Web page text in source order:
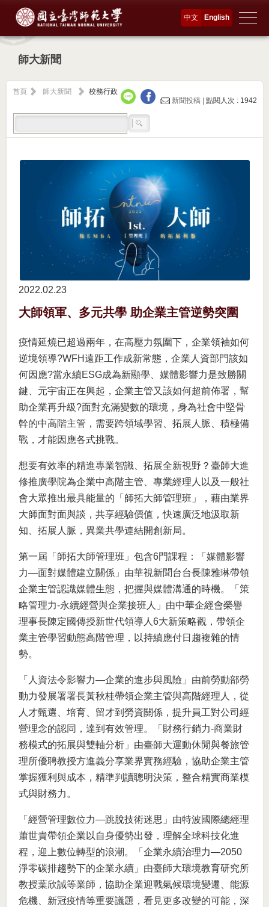
English
中文
師大新聞
首頁 師大新聞
校務行政
新聞投稿 |點閱人次 : 1942
2022.02 23
大師領軍、多元共學 助企業主管逆勢突圍
疫情延燒已超過兩年，在高壓力氛圍下，企業領袖如何
逆境領導?WFH遠距工作成新常態，企業人資部門該如
何因應?當永續ESG成為新顯學、媒體影響力是致勝關
鍵、元宇宙正在興起，企業主管又該如何超前佈署，幫
助企業再升級?面對充滿變數的環境，身為社會中堅骨
幹的中高階主管，需要跨領域學習、拓展人脈、積極備
戰，才能因應各式挑戰。
想要有效率的精進專業智識、拓展全新視野？臺師大進
修推廣學院為企業中高階主管、專業經理人以及一般社
會大眾推出最具能量的「師拓大師管理班」，藉由業界
大師面對面與談，共享經驗價值，快速廣泛地汲取新
知、拓展人脈，異業共學連結開創新局。
第一屆「師拓大師管理班」包含6門課程：「媒體影響
力—面對媒體建立關係」由華視新聞台台長陳雅琳帶領
企業主管認識媒體生態，把握與媒體溝通的時機。「策
略管理力-永續經營與企業接班人」由中華企經會榮譽
理事長陳定國傳授新世代領導人6大新策略觀，帶領企
業主管學習動態高階管理，以持續應付日趨複雜的情
勢。
「人資法令影響力—企業的進步與風險」由前勞動部勞
動力發展署署長黃秋桂帶領企業主管與高階經理人，從
人才甄選、培育、留才到勞資關係，提升員工對公司經
營理念的認同，達到有效管理。「財務行銷力-商業財
務模式的拓展與雙軸分析」由臺師大運動休閒與餐旅管
理所優聘教授方進義分享業界實務經驗，協助企業主管
掌握獲利與成本，精準判讀聰明決策，整合精實商業模
式與財務力。
「經營管理數位力—跳脫技術迷思」由特波國際總經理
蕭世貴帶領企業以自身優勢出發，理解全球科技化進
程，迎上數位轉型的浪潮。「企業永續治理力—2050
淨零碳排趨勢下的企業永續」由臺師大環境教育研究所
教授葉欣誠等業師，協助企業迎戰氣候環境變遷、能源
危機、新冠疫情等重要議題，看見更多改變的可能，深